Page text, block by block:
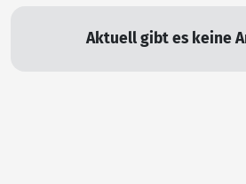
Aktuell gibt es keine